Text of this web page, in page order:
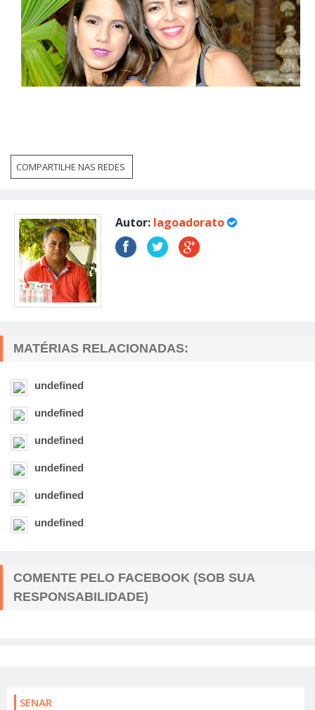
COMPARTILHE NAS REDES
Autor: lagoadorato
MATÉRIAS RELACIONADAS:
undefined
undefined
undefined
undefined
undefined
undefined
COMENTE PELO FACEBOOK (SOB SUA
RESPONSABILIDADE)
SENAR